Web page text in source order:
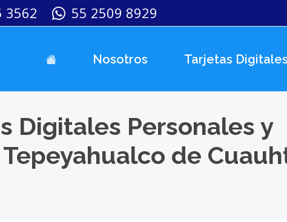
3562 55 2509 8929
Nosotros Tarjetas
Digitales Personales y
de